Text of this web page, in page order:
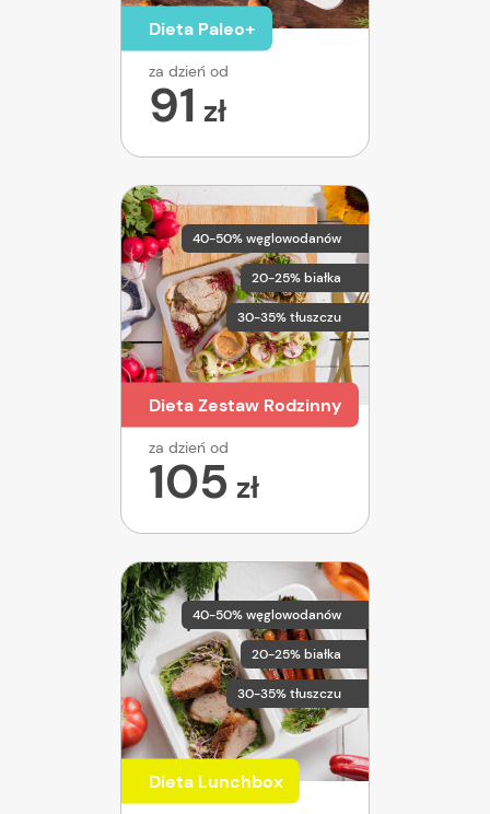
Dieta Paleo+
za dzień od
91 zł
40-50% węglowodanów
20-25% białka
30-35% tłuszczu
Dieta Zestaw Rodzinny
za dzień od
105 zł
40-50% węglowodanów
20-25% białka
30-35% tłuszczu
Dieta Lunchbox